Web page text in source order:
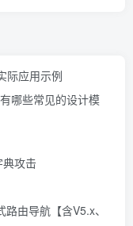
际应用示例
哪些常见的设计模
攻击
由导航【含V5.x、